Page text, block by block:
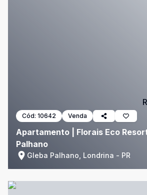
Cód: 10642 Venda
Apartamento | Florais Eco
Palhano
Gleba Palhano, Londrina - PR